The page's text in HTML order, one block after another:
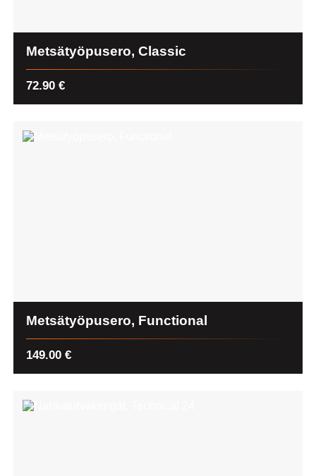
Metsätyöpusero, Classic
72.90 €
Metsätyöpusero, Functional
149.00 €